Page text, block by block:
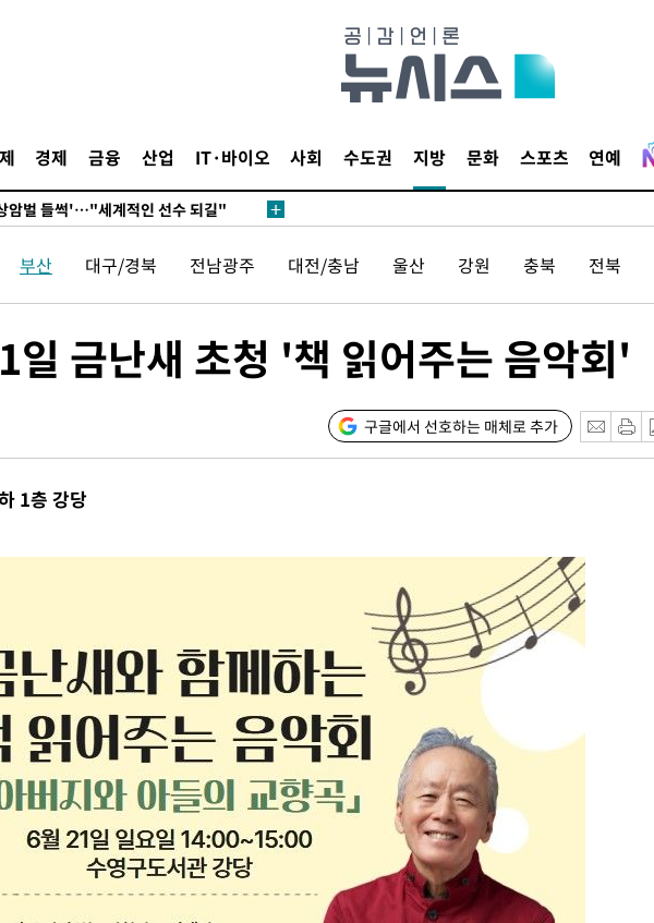
경제 금융 산업 IT·바이오 사회 수도권 지방 문화 스포츠 연예
하루만에 차량폭탄 폭발 사건
강인, 맨시티 상대로 비공식 데뷔전
암벌 들썩'…"세계적인 선수 되길"
강인, 맨시티전 선발 대신 '벤치 시작'
합산 김민석 48.54%로 승리…정청래
…강원·경북 김민석, 대구 정청래 승리
권리당원 투표 정청래 47.82%·김민석
권리당원 투표 김민석 승리…50.30%
회 성 접대 의혹 심판 조사"
삼다수 역전 우승…데뷔 10년 차에 첫
루카전 68분만 뛰고 슈팅 0개
카메라로 본 폭염 저감시설 '온도차'
임 하루만에 차량폭탄 폭발 사건
맨시티 상대로 비공식 데뷔전
강인, 맨시티 상대로 비공식 데뷔전
평화 2차 15개조 평화안 '거부'
암벌 들썩'…"세계적인 선수 되길"
저우시 해안에 상륙 (1보)
강인, 맨시티전 선발 대신 '벤치 시작'
표 합산 김민석 48.54%로 승리…정청래
부산 대구/경북 전남광주 대전/충남 울산 강원 충북 전북
일 금난새 초청 '책 읽어주는 음악회'
구글에서 선호하는 매체로 추가
1층 강당